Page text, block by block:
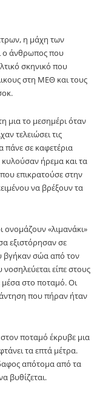
η μάχη των
ο άνθρωπος που
σκηνικό που
στη ΜΕΘ και τους
μια το μεσημέρι όταν
τελειώσει τις
πάνε σε καφετέρια
ήρεμα και τα
που επικρατούσε στην
να βρέξουν τα
ονομάζουν «λιμανάκι»
εξιστόρησαν σε
βγήκαν σώα από τον
είπε στους
στο ποταμό. Οι
που πήραν ήταν
ποταμό έκρυβε μια
τα επτά μέτρα.
απότομα από τα
βυθίζεται.